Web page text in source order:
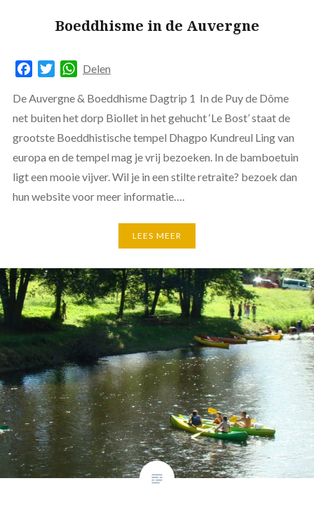
Boeddhisme in de Auvergne
FacebookTwitterWhatsApp
Delen
De Auvergne & Boeddhisme Dagtrip 1 In de Puy de Dôme
net buiten het dorp Biollet in het gehucht ‘Le Bost’ staat de
grootste Boeddhistische tempel Dhagpo Kundreul Ling van
europa en de tempel mag je vrij bezoeken. In de bamboetuin
ligt een mooie vijver. Wil je in een stilte retraite? bezoek dan
hun website voor meer informatie….
LEES MEER